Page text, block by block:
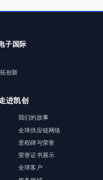
子国际
创新
进凯创
我们的故事
全球供应链网络
里程碑与荣誉
荣誉证书展示
全球客户